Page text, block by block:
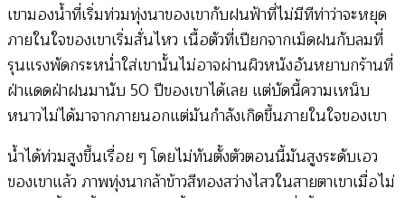
เขามองน้ำที่เริ่มท่วมทุ่งนาของเขากับฝนฟ้าที่ไม่มีทีท่าว่าจะหยุด
ภายในใจของเขาเริ่มสั่นไหว เนื้อตัวที่เปียกจากเม็ดฝนกับลมที่
รุนแรงพัดกระหน่ำใส่เขานั้นไม่อาจผ่านผิวหนังอันหยาบกร้านที่
ฝ่าแดดฝ่าฝนมานับ 50 ปีของเขาได้เลย แต่บัดนี้ความเหน็บ
หนาวไม่ได้มาจากภายนอกแต่มันกำลังเกิดขึ้นภายในใจของเขา
น้ำได้ท่วมสูงขึ้นเรื่อย ๆ โดยไม่ทันตั้งตัวตอนนี้มันสูงระดับเอว
ของเขาแล้ว ภาพทุ่งนากล้าข้าวสีทองสว่างไสวในสายตาเขาเมื่อไม่